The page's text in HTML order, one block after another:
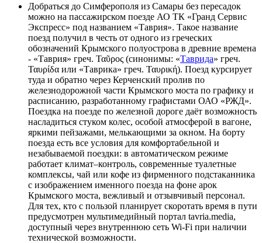
Добраться до Симферополя из Самары без пересадок
можно на пассажирском поезде АО ТК «Гранд Сервис
Экспресс» под названием «Таврия». Такое название
поезд получил в честь от одного из греческих
обозначений Крымского полуострова в древние времена
- «Таврия» греч. Ταῦρος (синонимы: «Таврида» греч.
Ταυρίδα или «Таврика» греч. Ταυρική). Поезд курсирует
туда и обратно через Керченский пролив по
железнодорожной части Крымского моста по графику и
расписанию, разработанному графистами ОАО «РЖД».
Поездка на поезде по железной дороге даёт возможность
насладиться стуком колес, особой атмосферой в вагоне,
яркими пейзажами, мелькающими за окном. На борту
поезда есть все условия для комфортабельной и
незабываемой поездки: в автоматическом режиме
работает климат–контроль, современные туалетные
комплексы, чай или кофе из фирменного подстаканника
с изображением именного поезда на фоне арок
Крымского моста, вежливый и отзывчивый персонал.
Для тех, кто с пользой планирует скоротать время в пути
предусмотрен мультимедийный портал tavria.media,
доступный через внутреннюю сеть Wi-Fi при наличии
технической возможности.